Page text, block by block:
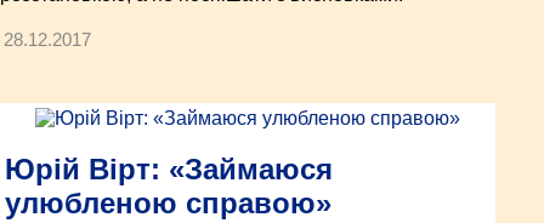
28.12.2017
Юрій Вірт: «Займаюся
улюбленою справою»